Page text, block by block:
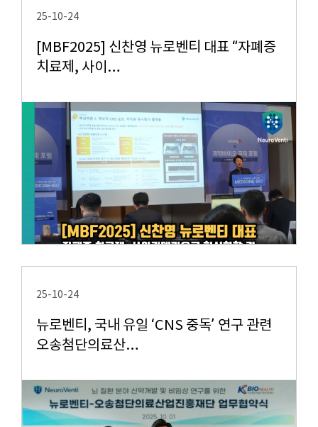
25-10-24
[MBF2025] 신찬영 뉴로벤티 대표 “자폐증
치료제, 사이…
25-10-24
뉴로벤티, 국내 유일 ‘CNS 중독’ 연구 관련
오송첨단의료산…